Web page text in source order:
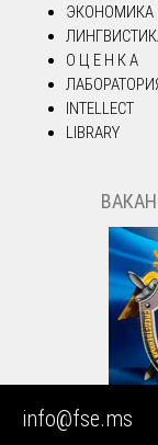
ЭКОНОМИКА
О Ц Е Н К А
INTELLECT
LIBRARY
info@fse.ms